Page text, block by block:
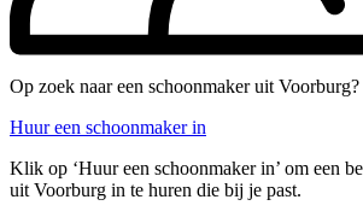
Op zoek naar een schoonmaker uit Voorburg?
Huur een schoonmaker in
Klik op ‘Huur een schoonmaker in’ om een
uit Voorburg in te huren die bij je past.